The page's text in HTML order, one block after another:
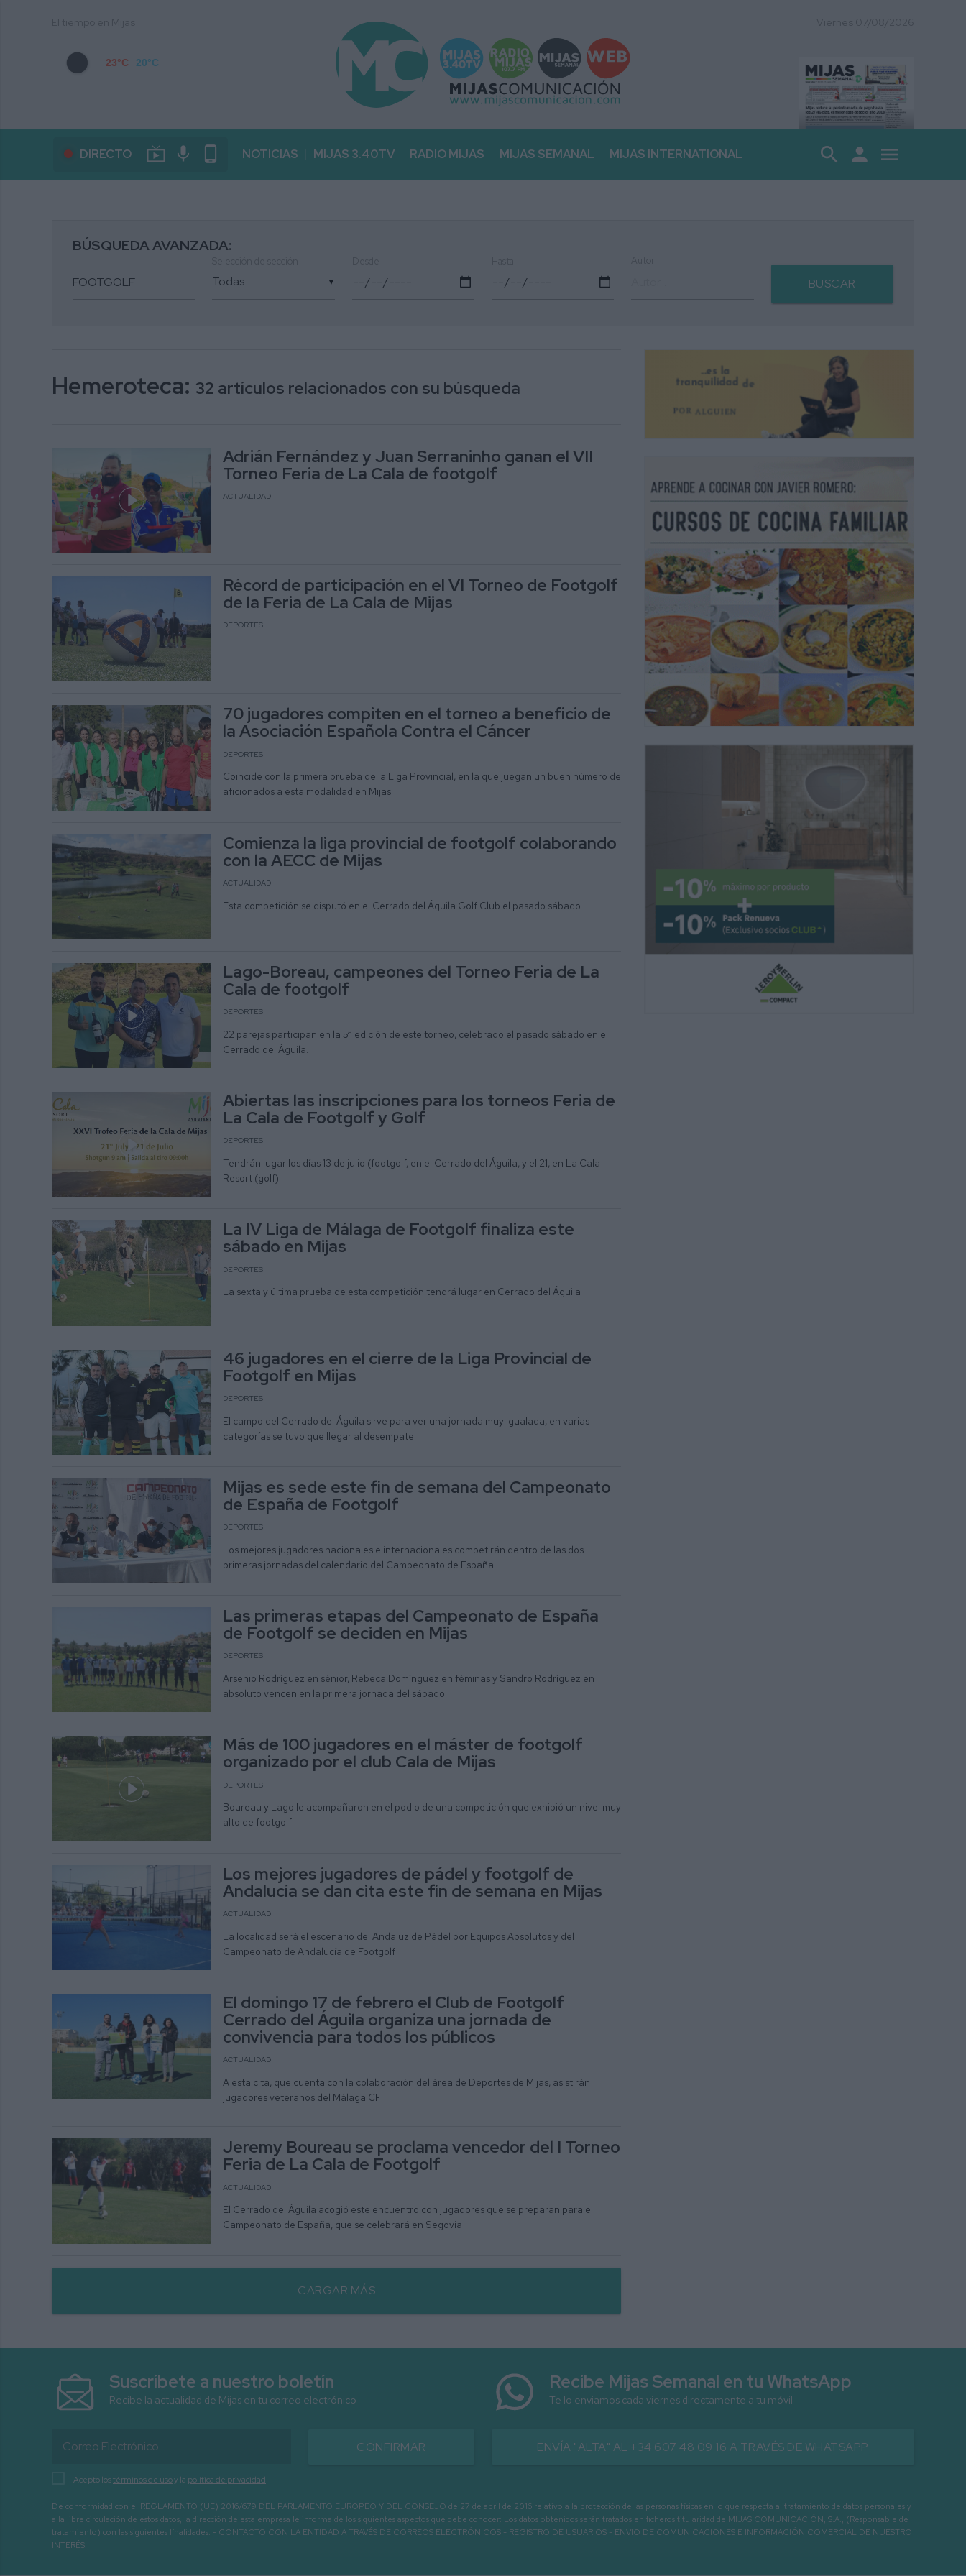
23°C 20°C
DIRECTO live_tv mic phone_android NOTICIAS MIJAS 3.40TV RADIO MIJAS MIJAS SEMANAL MIJAS INTERNATIONAL search person menu
BÚSQUEDA AVANZADA:
▼ BUSCAR
Hemeroteca: 32 artículos relacionados con su búsqueda
Adrián Fernández y Juan Serraninho ganan el VII
Torneo Feria de La Cala de footgolf
ACTUALIDAD
Récord de participación en el VI Torneo de Footgolf
de la Feria de La Cala de Mijas
DEPORTES
70 jugadores compiten en el torneo a beneficio de
la Asociación Española Contra el Cáncer
DEPORTES
Coincide con la primera prueba de la Liga Provincial, en la que juegan un buen número de
aficionados a esta modalidad en Mijas
Comienza la liga provincial de footgolf colaborando
con la AECC de Mijas
ACTUALIDAD
Esta competición se disputó en el Cerrado del Águila Golf Club el pasado sábado.
Lago-Boreau, campeones del Torneo Feria de La
Cala de footgolf
DEPORTES
22 parejas participan en la 5ª edición de este torneo, celebrado el pasado sábado en el
Cerrado del Águila.
Abiertas las inscripciones para los torneos Feria de
La Cala de Footgolf y Golf
DEPORTES
Tendrán lugar los días 13 de julio (footgolf, en el Cerrado del Águila, y el 21, en La Cala
Resort (golf)
La IV Liga de Málaga de Footgolf finaliza este
sábado en Mijas
DEPORTES
La sexta y última prueba de esta competición tendrá lugar en Cerrado del Águila
46 jugadores en el cierre de la Liga Provincial de
Footgolf en Mijas
DEPORTES
El campo del Cerrado del Águila sirve para ver una jornada muy igualada, en varias
categorías se tuvo que llegar al desempate
Mijas es sede este fin de semana del Campeonato
de España de Footgolf
DEPORTES
Los mejores jugadores nacionales e internacionales competirán dentro de las dos
primeras jornadas del calendario del Campeonato de España
Las primeras etapas del Campeonato de España
de Footgolf se deciden en Mijas
DEPORTES
Arsenio Rodríguez en sénior, Rebeca Domínguez en féminas y Sandro Rodríguez en
absoluto vencen en la primera jornada del sábado.
Más de 100 jugadores en el máster de footgolf
organizado por el club Cala de Mijas
DEPORTES
Boureau y Lago le acompañaron en el podio de una competición que exhibió un nivel muy
alto de footgolf
Los mejores jugadores de pádel y footgolf de
Andalucía se dan cita este fin de semana en Mijas
ACTUALIDAD
La localidad será el escenario del Andaluz de Pádel por Equipos Absolutos y del
Campeonato de Andalucía de Footgolf
El domingo 17 de febrero el Club de Footgolf
Cerrado del Águila organiza una jornada de
convivencia para todos los públicos
ACTUALIDAD
A esta cita, que cuenta con la colaboración del área de Deportes de Mijas, asistirán
jugadores veteranos del Málaga CF
Jeremy Boureau se proclama vencedor del I Torneo
Feria de La Cala de Footgolf
ACTUALIDAD
El Cerrado del Águila acogió este encuentro con jugadores que se preparan para el
Campeonato de España, que se celebrará en Segovia
CARGAR MÁS
Suscríbete a nuestro boletín
Recibe la actualidad de Mijas en tu correo electrónico
CONFIRMAR
Acepto lostérminos de usoy la política de privacidad
Recibe Mijas Semanal en tu WhatsApp
Te lo enviamos cada viernes directamente a tu móvil
ENVÍA "ALTA" AL +34 607 48 09 16 A TRAVÉS DE WHATSAPP
De conformidad con el REGLAMENTO (UE) 2016/679 DEL PARLAMENTO EUROPEO Y DEL CONSEJO de 27 de abril de 2016 relativo a la protección de las personas físicas en lo que respecta al tratamiento de datos personales y
a la libre circulación de estos datos, la dirección de esta empresa le informa de los siguientes aspectos que debe conocer: Los datos obtenidos serán tratados en ficheros titularidad de MIJAS COMUNICACIÓN, S.A., (Responsable de
tratamiento) con las siguientes finalidades: - CONTACTO CON LA ENTIDAD A TRAVÉS DE CORREOS ELECTRÓNICOS - REGISTRO DE USUARIOS - ENVIO DE COMUNICACIONES E INFORMACIÓN COMERCIAL DE NUESTRO
INTERÉS.